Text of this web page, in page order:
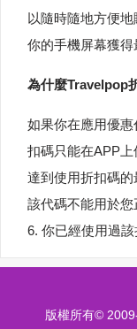
以隨時隨地方便
你的手機屏幕獲得
為什麼Travelpop
如果你在應用優
扣碼只能在APP
達到使用折扣碼
該代碼不能用於
6. 你已經使用過
版權所有©